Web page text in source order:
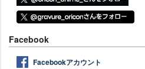
Facebook
Facebookアカウント